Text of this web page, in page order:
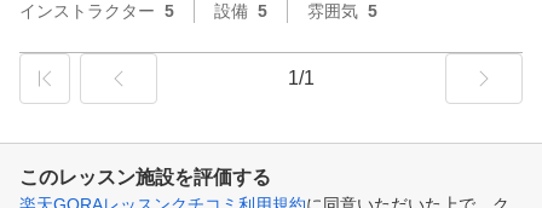
インストラクター 5 設備 5 雰囲気 5
1/1
このレッスン施設を評価する